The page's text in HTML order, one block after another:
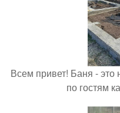
Всем привет! Баня - это
по гостям